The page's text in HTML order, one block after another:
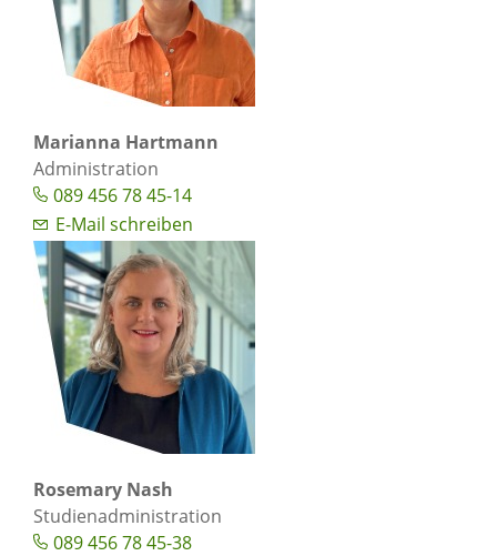
Marianna Hartmann
Administration
089 456 78 45-14
E-Mail schreiben
Rosemary Nash
Studienadministration
089 456 78 45-38